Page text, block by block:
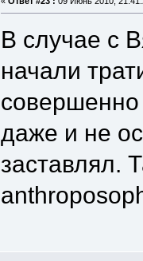
В случае с
начали
совершенно
даже и не
заставлял.